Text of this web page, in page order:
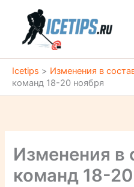
содержимому
Icetips > Изменения в
команд 18-20 ноября
Изменения в
команд 18-